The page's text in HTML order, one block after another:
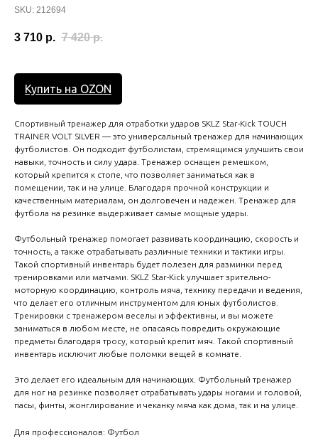
SKU: 212694
3 710 р. 7 420 р.
Купить на OZON
Спортивный тренажер для отработки ударов SKLZ Star-Kick TOUCH
TRAINER VOLT SILVER — это универсальный тренажер для начинающих
футболистов. Он подходит футболистам, стремящимся улучшить свои
навыки, точность и силу удара. Тренажер оснащен ремешком,
который крепится к стопе, что позволяет заниматься как в
помещении, так и на улице. Благодаря прочной конструкции и
качественным материалам, он долговечен и надежен. Тренажер для
футбола на резинке выдерживает самые мощные удары.
Футбольный тренажер помогает развивать координацию, скорость и
точность, а также отрабатывать различные техники и тактики игры.
Такой спортивный инвентарь будет полезен для разминки перед
тренировками или матчами. SKLZ Star-Kick улучшает зрительно-
моторную координацию, контроль мяча, технику передачи и ведения,
что делает его отличным инструментом для юных футболистов.
Тренировки с тренажером веселы и эффективны, и вы можете
заниматься в любом месте, не опасаясь повредить окружающие
предметы благодаря тросу, который крепит мяч. Такой спортивный
инвентарь исключит любые поломки вещей в комнате.
Это делает его идеальным для начинающих. Футбольный тренажер
для ног на резинке позволяет отрабатывать удары ногами и головой,
пасы, финты, жонглирование и чеканку мяча как дома, так и на улице.
Для профессионалов: Футбол